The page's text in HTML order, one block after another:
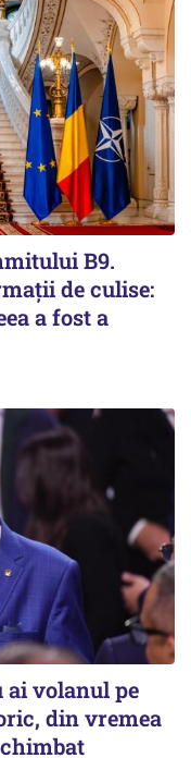
B9.
de culise:
a fost a
ai volanul pe
din vremea